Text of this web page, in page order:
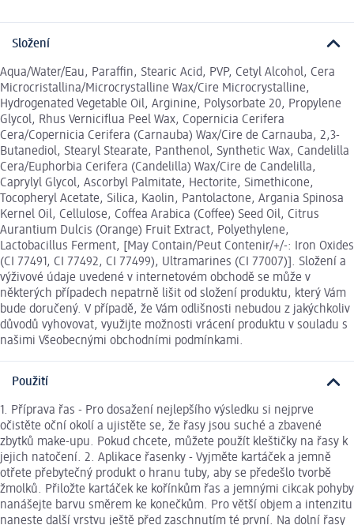
Složení
Aqua/Water/Eau, Paraffin, Stearic Acid, PVP, Cetyl Alcohol, Cera
Microcristallina/Microcrystalline Wax/Cire Microcrystalline,
Hydrogenated Vegetable Oil, Arginine, Polysorbate 20, Propylene
Glycol, Rhus Verniciflua Peel Wax, Copernicia Cerifera
Cera/Copernicia Cerifera (Carnauba) Wax/Cire de Carnauba, 2,3-
Butanediol, Stearyl Stearate, Panthenol, Synthetic Wax, Candelilla
Cera/Euphorbia Cerifera (Candelilla) Wax/Cire de Candelilla,
Caprylyl Glycol, Ascorbyl Palmitate, Hectorite, Simethicone,
Tocopheryl Acetate, Silica, Kaolin, Pantolactone, Argania Spinosa
Kernel Oil, Cellulose, Coffea Arabica (Coffee) Seed Oil, Citrus
Aurantium Dulcis (Orange) Fruit Extract, Polyethylene,
Lactobacillus Ferment, [May Contain/Peut Contenir/+/-: Iron Oxides
(CI 77491, CI 77492, CI 77499), Ultramarines (CI 77007)]. Složení a
výživové údaje uvedené v internetovém obchodě se může v
některých případech nepatrně lišit od složení produktu, který Vám
bude doručený. V případě, že Vám odlišnosti nebudou z jakýchkoliv
důvodů vyhovovat, využijte možnosti vrácení produktu v souladu s
našimi Všeobecnými obchodními podmínkami.
Použití
1. Příprava řas - Pro dosažení nejlepšího výsledku si nejprve
očistěte oční okolí a ujistěte se, že řasy jsou suché a zbavené
zbytků make-upu. Pokud chcete, můžete použít kleštičky na řasy k
jejich natočení. 2. Aplikace řasenky - Vyjměte kartáček a jemně
otřete přebytečný produkt o hranu tuby, aby se předešlo tvorbě
žmolků. Přiložte kartáček ke kořínkům řas a jemnými cikcak pohyby
nanášejte barvu směrem ke konečkům. Pro větší objem a intenzitu
naneste další vrstvu ještě před zaschnutím té první. Na dolní řasy